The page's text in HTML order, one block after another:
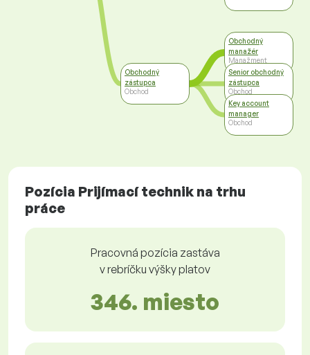
Obchodný
zástupca
Obchod
Obchodný
manažér
Manažment
Senior obchodný
zástupca
Obchod
Key account
manager
Obchod
Pozícia Prijímací technik na trhu
práce
Pracovná pozícia zastáva
v rebríčku výšky platov
346. miesto